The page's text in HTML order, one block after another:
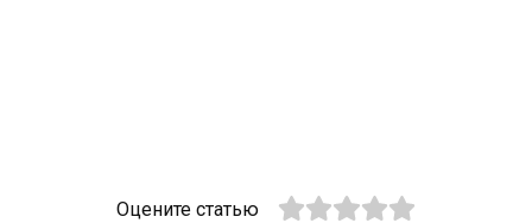
Оцените статью